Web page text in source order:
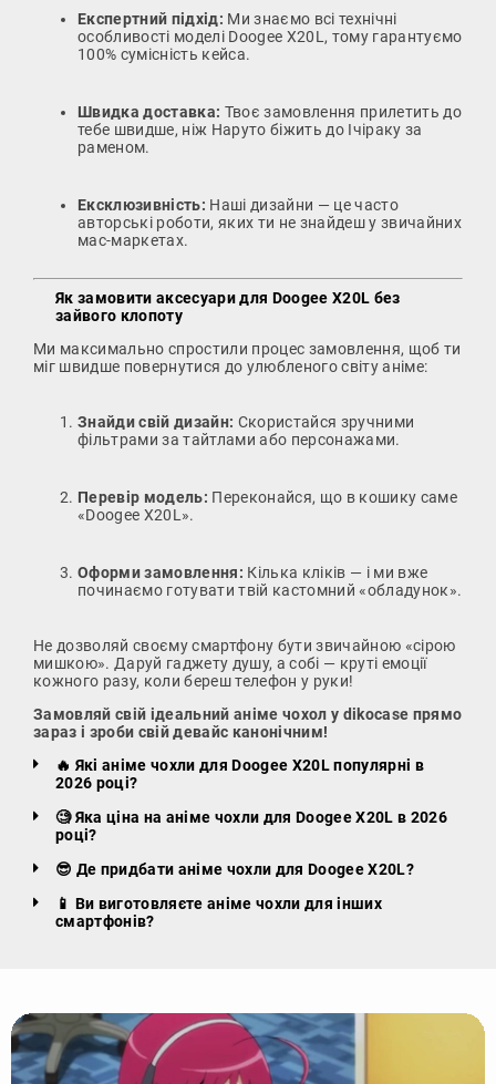
Експертний підхід: Ми знаємо всі технічні
особливості моделі Doogee X20L, тому гарантуємо
100% сумісність кейса.
Швидка доставка: Твоє замовлення прилетить до
тебе швидше, ніж Наруто біжить до Ічіраку за
раменом.
Ексклюзивність: Наші дизайни — це часто
авторські роботи, яких ти не знайдеш у звичайних
мас-маркетах.
Як замовити аксесуари для Doogee X20L без
зайвого клопоту
Ми максимально спростили процес замовлення, щоб ти
міг швидше повернутися до улюбленого світу аніме:
Знайди свій дизайн: Скористайся зручними
фільтрами за тайтлами або персонажами.
Перевір модель: Переконайся, що в кошику саме
«Doogee X20L».
Оформи замовлення: Кілька кліків — і ми вже
починаємо готувати твій кастомний «обладунок».
Не дозволяй своєму смартфону бути звичайною «сірою
мишкою». Даруй гаджету душу, а собі — круті емоції
кожного разу, коли береш телефон у руки!
Замовляй свій ідеальний аніме чохол у dikocase прямо
зараз і зроби свій девайс канонічним!
🔥 Які аніме чохли для Doogee X20L популярні в
2026 році?
🧐 Яка ціна на аніме чохли для Doogee X20L в 2026
році?
😎 Де придбати аніме чохли для Doogee X20L?
📱 Ви виготовляєте аніме чохли для інших
смартфонів?